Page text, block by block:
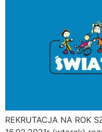
REKRUTACJA NA ROK